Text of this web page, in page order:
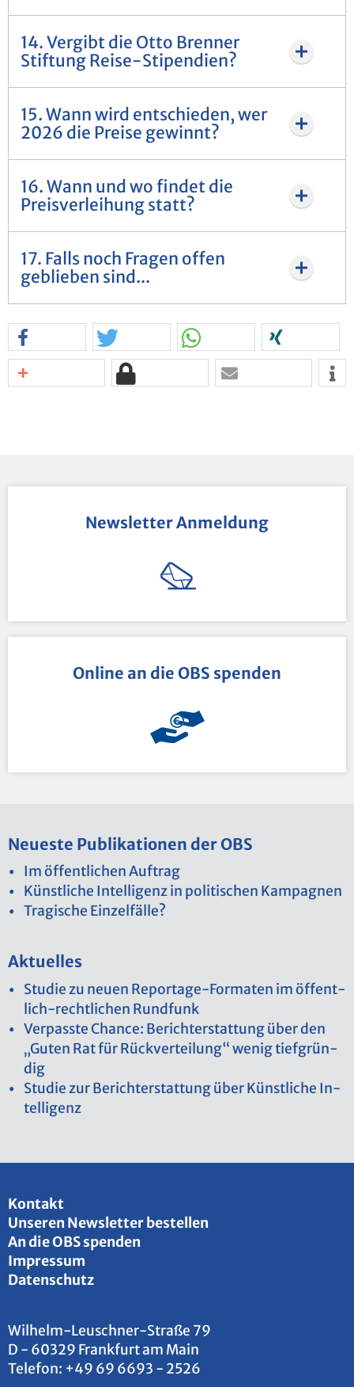
14. Vergibt die Otto Brenner
Stiftung Reise-Stipendien?
15. Wann wird entschieden, wer
2026 die Preise gewinnt?
16. Wann und wo findet die
Preisverleihung statt?
17. Falls noch Fragen offen
geblieben sind...
News­let­ter An­mel­dung
On­line an die OBS spen­den
Neu­es­te Pu­bli­ka­tio­nen der OBS
Im öf­fent­li­chen Auf­trag
Künst­li­che In­tel­li­genz in po­li­ti­schen Kam­pa­gnen
Tra­gi­sche Ein­zel­fäl­le?
Ak­tu­el­les
Stu­die zu neuen Re­por­ta­ge-For­ma­ten im öf­fent­
lich-recht­li­chen Rund­funk
Ver­pass­te Chan­ce: Be­richt­erstat­tung über den
„Guten Rat für Rück­ver­tei­lung“ wenig tief­grün­
dig
Stu­die zur Be­richt­erstat­tung über Künst­li­che In­
tel­li­genz
Kon­takt
Un­se­ren News­let­ter be­stel­len
An die OBS spen­den
Im­pres­sum
Da­ten­schutz
Wil­helm-Leu­sch­ner-Stra­ße 79
D - 60329 Frank­furt am Main
Te­le­fon: +49 69 6693 - 2526